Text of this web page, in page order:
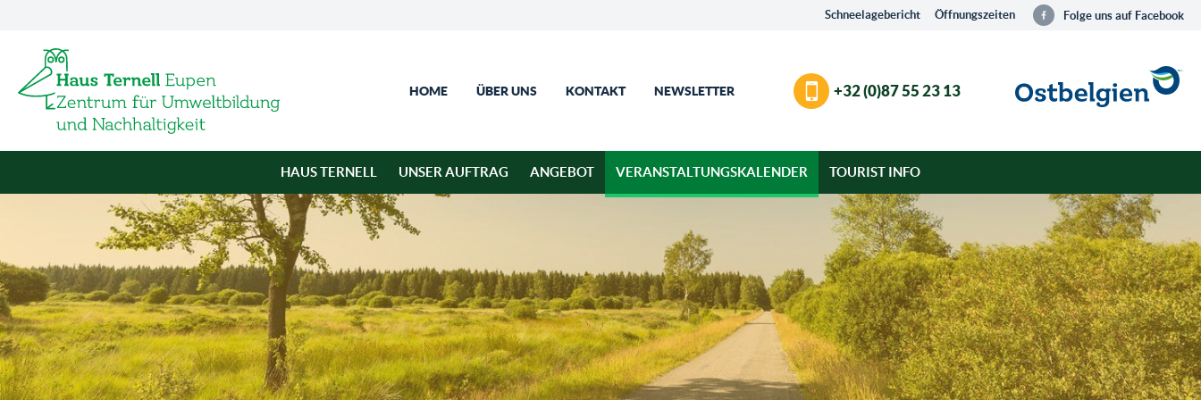
Schneelagebericht Öffnungszeiten Folge uns auf Facebook
HOME ÜBER UNS KONTAKT NEWSLETTER +32 (0)87 55 23 13
HAUS TERNELL UNSER AUFTRAG ANGEBOT VERANSTALTUNGSKALENDER TOURIST INFO